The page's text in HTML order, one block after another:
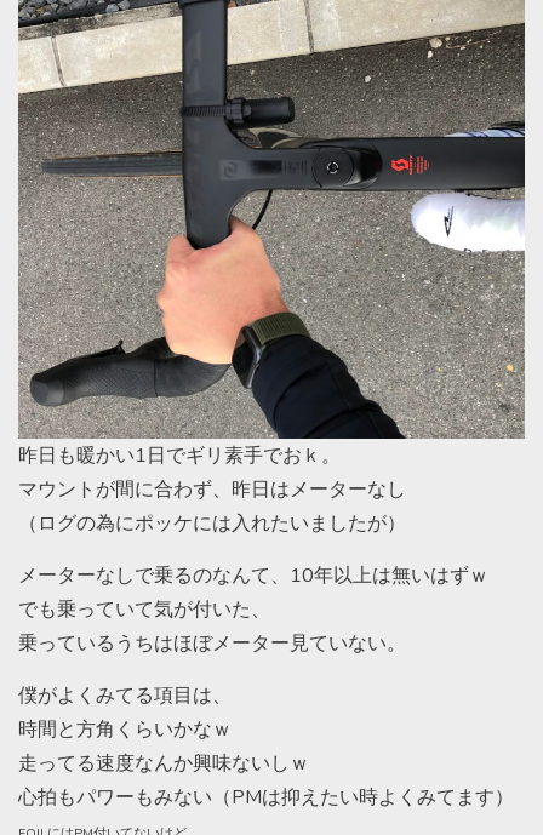
昨日も暖かい1日でギリ素手でおｋ。
マウントが間に合わず、昨日はメーターなし
（ログの為にポッケには入れたいましたが）
メーターなしで乗るのなんて、10年以上は無いはずｗ
でも乗っていて気が付いた、
乗っているうちはほぼメーター見ていない。
僕がよくみてる項目は、
時間と方角くらいかなｗ
走ってる速度なんか興味ないしｗ
心拍もパワーもみない（PMは抑えたい時よくみてます）